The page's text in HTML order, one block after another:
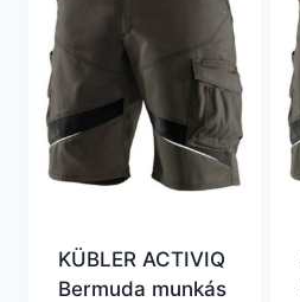
KÜBLER ACTIVIQ
Bermuda munkás